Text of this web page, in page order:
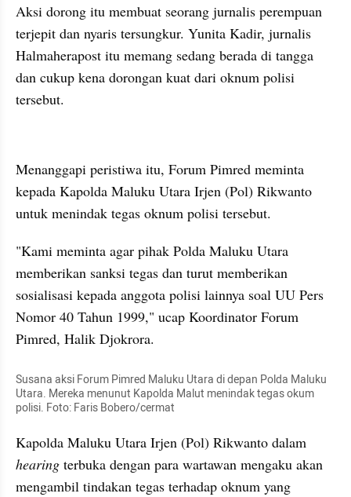
Aksi dorong itu membuat seorang jurnalis perempuan
terjepit dan nyaris tersungkur. Yunita Kadir, jurnalis
Halmaherapost itu memang sedang berada di tangga
dan cukup kena dorongan kuat dari oknum polisi
tersebut.
Menanggapi peristiwa itu, Forum Pimred meminta
kepada Kapolda Maluku Utara Irjen (Pol) Rikwanto
untuk menindak tegas oknum polisi tersebut.
"Kami meminta agar pihak Polda Maluku Utara
memberikan sanksi tegas dan turut memberikan
sosialisasi kepada anggota polisi lainnya soal UU Pers
Nomor 40 Tahun 1999," ucap Koordinator Forum
Pimred, Halik Djokrora.
Susana aksi Forum Pimred Maluku Utara di depan Polda Maluku
Utara. Mereka menunut Kapolda Malut menindak tegas okum
polisi. Foto: Faris Bobero/cermat
hearing terbuka dengan para wartawan mengaku akan
mengambil tindakan tegas terhadap oknum yang